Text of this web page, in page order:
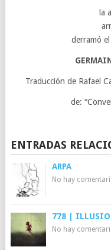
la
derramó
Traducción de Rafael
de:
ENTRADAS
ARPA
No hay
778 |
No hay